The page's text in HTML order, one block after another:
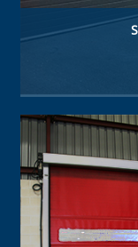
Type de
avec
isolation